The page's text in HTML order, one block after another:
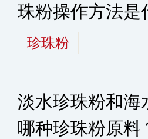
珠粉操作方法是
珍珠粉
淡水珍珠粉和海
哪种珍珠粉原料